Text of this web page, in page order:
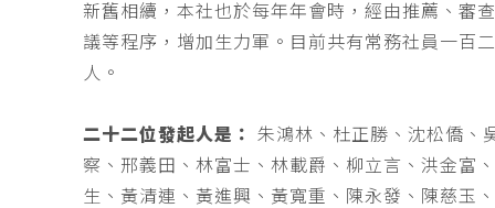
新舊相續，本社也於每年年會時，經由推薦、審
議等程序，增加生力軍。目前共有常務社員一百
人。
二十二位發起人是：
朱鴻林、杜正勝、沈松僑、
察、邢義田、林富士、林載爵、柳立言、洪金富
生、黃清連、黃進興、黃寬重、陳永發、陳慈玉